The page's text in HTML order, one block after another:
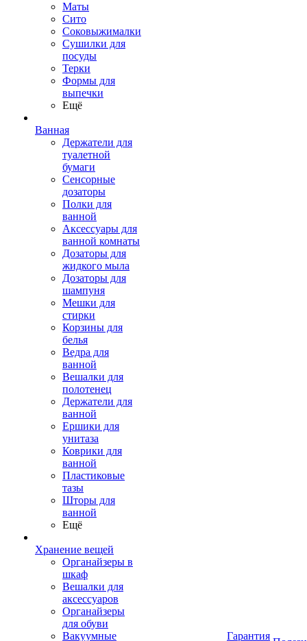
Маты
Сито
Соковыжималки
Сушилки для
посуды
Терки
Формы для
выпечки
Ещё
Ванная
Держатели для
туалетной
бумаги
Сенсорные
дозаторы
Полки для
ванной
Аксессуары для
ванной комнаты
Дозаторы для
жидкого мыла
Дозаторы для
шампуня
Мешки для
стирки
Корзины для
белья
Ведра для
ванной
Вешалки для
полотенец
Держатели для
ванной
Ершики для
унитаза
Коврики для
ванной
Пластиковые
тазы
Шторы для
ванной
Ещё
Хранение вещей
Органайзеры в
шкаф
Вешалки для
аксессуаров
Органайзеры
для обуви
Вакуумные
Гарантия